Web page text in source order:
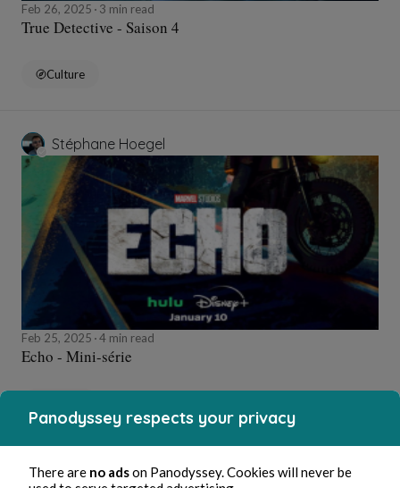
Feb 26, 2025 3 min read
True Detective - Saison 4
Culture
Stéphane Hoegel
Feb 25, 2025 4 min read
Echo - Mini-série
Stéphane Hoegel
Panodyssey respects your privacy
There are no adson Panodyssey. Cookies will never be